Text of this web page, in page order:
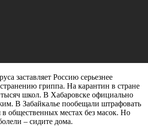
заставляет Россию серьезнее
гриппа. На карантин в стране
школ. В Хабаровске официально
В Забайкалье пообещали штрафовать
в общественных местах без масок. Но
– сидите дома.